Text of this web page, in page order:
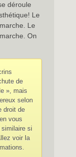
déroule
Le
Le
On
de
», mais
selon
droit de
vous
si
voir la